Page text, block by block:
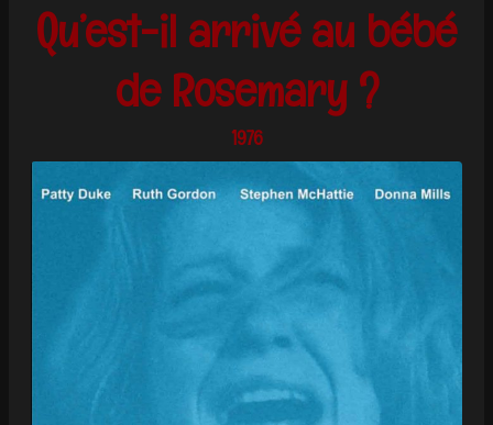
Qu’est-il arrivé au bébé
de Rosemary ?
1976